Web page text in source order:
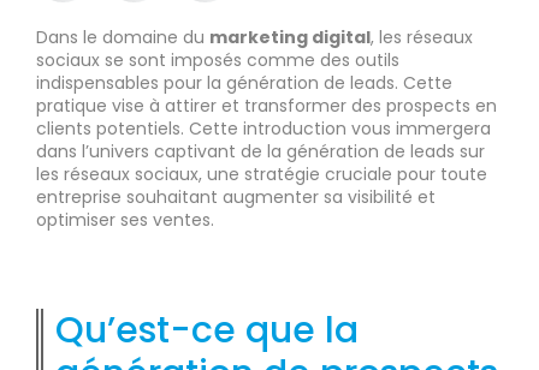
Dans le domaine du marketing digital, les réseaux
sociaux se sont imposés comme des outils
indispensables pour la génération de leads. Cette
pratique vise à attirer et transformer des prospects en
clients potentiels. Cette introduction vous immergera
dans l’univers captivant de la génération de leads sur
les réseaux sociaux, une stratégie cruciale pour toute
entreprise souhaitant augmenter sa visibilité et
optimiser ses ventes.
Qu’est-ce que la